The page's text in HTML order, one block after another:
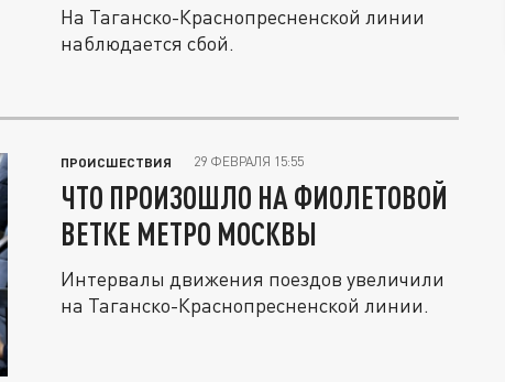
На Таганско-Краснопресненской линии
наблюдается сбой.
ПРОИСШЕСТВИЯ 29 ФЕВРАЛЯ 15:55
ЧТО ПРОИЗОШЛО НА ФИОЛЕТОВОЙ
ВЕТКЕ МЕТРО МОСКВЫ
Интервалы движения поездов увеличили
на Таганско-Краснопресненской линии.